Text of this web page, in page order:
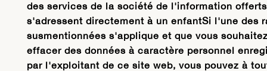
des services de la société de l'information
s'adressent directement à un enfantSi l'une des
susmentionnées s'applique et que vous
effacer des données à caractère personnel
par l'exploitant de ce site web, vous pouvez à